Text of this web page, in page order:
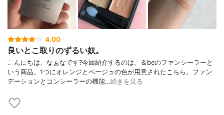
4.00
良いとこ取りのずるい奴。
こんにちは、なぁなです?今回紹介するのは、＆beのファンシーラーと
いう商品。1つにオレンジとベージュの色が用意されたこちら。ファン
デーションとコンシーラーの機能…続きを見る